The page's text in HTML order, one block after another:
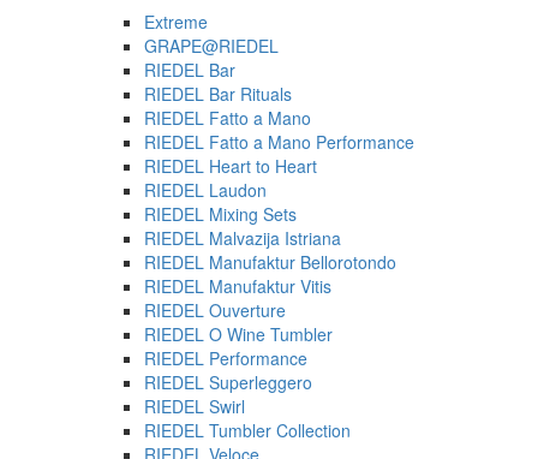
Extreme
GRAPE@RIEDEL
RIEDEL Bar
RIEDEL Bar Rituals
RIEDEL Fatto a Mano
RIEDEL Fatto a Mano Performance
RIEDEL Heart to Heart
RIEDEL Laudon
RIEDEL Mixing Sets
RIEDEL Malvazija Istriana
RIEDEL Manufaktur Bellorotondo
RIEDEL Manufaktur Vitis
RIEDEL Ouverture
RIEDEL O Wine Tumbler
RIEDEL Performance
RIEDEL Superleggero
RIEDEL Swirl
RIEDEL Tumbler Collection